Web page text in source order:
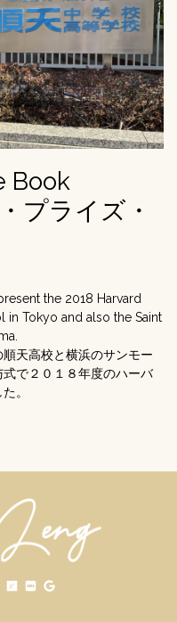
Book
プライズ・
the 2018 Harvard
in Tokyo and also the Saint
天高校と横浜のサンモー
で２０１８年度のハーバ
。